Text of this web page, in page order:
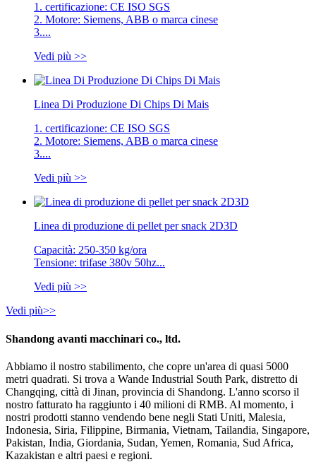
1. certificazione: CE ISO SGS
2. Motore: Siemens, ABB o marca cinese
3....
Vedi più >>
Linea Di Produzione Di Chips Di Mais
1. certificazione: CE ISO SGS
2. Motore: Siemens, ABB o marca cinese
3....
Vedi più >>
Linea di produzione di pellet per snack 2D3D
Capacità: 250-350 kg/ora
Tensione: trifase 380v 50hz...
Vedi più >>
Vedi più>>
Shandong avanti macchinari co., ltd.
Abbiamo il nostro stabilimento, che copre un'area di quasi 5000
metri quadrati. Si trova a Wande Industrial South Park, distretto di
Changqing, città di Jinan, provincia di Shandong. L'anno scorso il
nostro fatturato ha raggiunto i 40 milioni di RMB. Al momento, i
nostri prodotti stanno vendendo bene negli Stati Uniti, Malesia,
Indonesia, Siria, Filippine, Birmania, Vietnam, Tailandia, Singapore,
Pakistan, India, Giordania, Sudan, Yemen, Romania, Sud Africa,
Kazakistan e altri paesi e regioni.